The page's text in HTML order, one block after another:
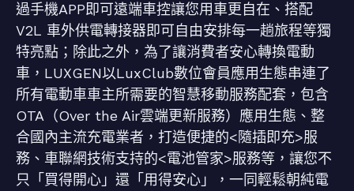
過手機APP即可遠端車控讓您用車更自在、搭配
V2L 車外供電轉接器即可自由安排每一趟旅程等獨
特亮點；除此之外，為了讓消費者安心轉換電動
車，LUXGEN以LuxClub數位會員應用生態串連了
所有電動車車主所需要的智慧移動服務配套，包含
OTA（Over the Air雲端更新服務）應用生態、整
合國內主流充電業者，打造便捷的<隨插即充>服
務、車聯網技術支持的<電池管家>服務等，讓您不
只「買得開心」還「用得安心」，一同輕鬆朝純電